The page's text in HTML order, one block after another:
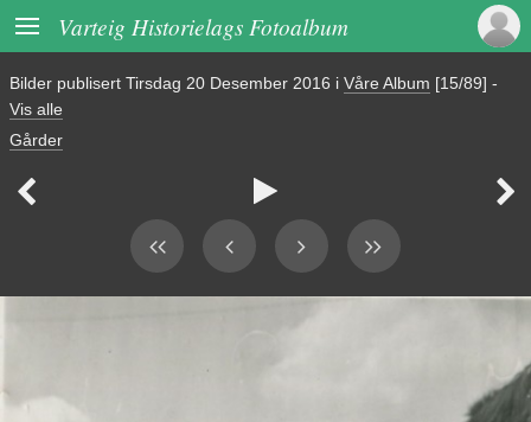
 Varteig Historielags Fotoalbum
Bilder publisert Tirsdag 20 Desember 2016 i Våre Album [15/89] -
Vis alle
Gårder
  